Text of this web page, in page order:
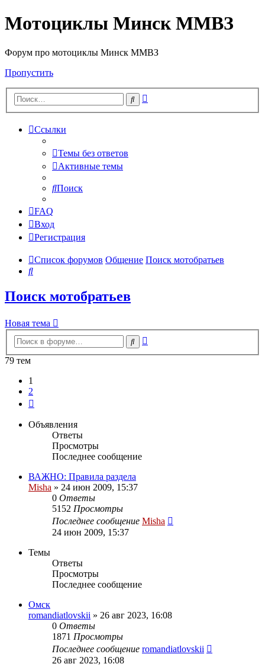
Мотоциклы Минск ММВЗ
Форум про мотоциклы Минск ММВЗ
Пропустить
Поиск
Ссылки
Темы без ответов
Активные темы
Поиск
FAQ
Вход
Регистрация
Список форумов Общение Поиск мотобратьев
Поиск
Поиск мотобратьев
Новая тема
Поиск
79 тем
1
2
Объявления
Ответы
Просмотры
Последнее сообщение
ВАЖНО: Правила раздела
Misha » 24 июн 2009, 15:37
0 Ответы
5152 Просмотры
Последнее сообщение Misha
24 июн 2009, 15:37
Темы
Ответы
Просмотры
Последнее сообщение
Омск
romandiatlovskii » 26 авг 2023, 16:08
0 Ответы
1871 Просмотры
Последнее сообщение romandiatlovskii
26 авг 2023, 16:08